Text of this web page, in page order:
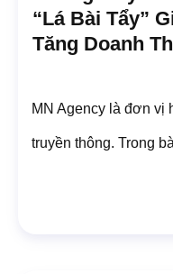
“Lá Bài Tẩy”
Tăng Doanh
MN Agency là đơn vị
truyền thông. Trong